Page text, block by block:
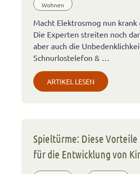
Wohnen
Macht Elektrosmog nun krank
Die Experten streiten noch
aber auch die
Schnurlostelefon & …
ARTIKEL LESEN
Spieltürme: Diese
für die Entwicklung von